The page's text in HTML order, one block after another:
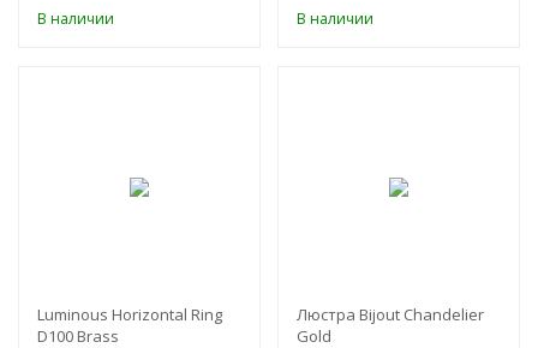
В наличии В наличии
Luminous Horizontal Ring
D100 Brass
Люстра Bijout Chandelier
Gold